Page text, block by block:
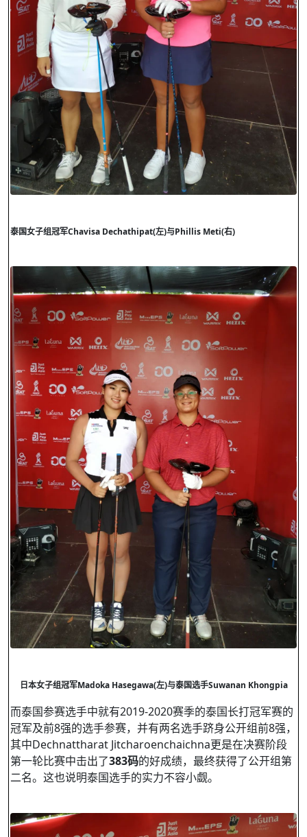
泰国女子组冠军Chavisa Dechathipat(左)与Phillis Meti(右)
日本女子组冠军Madoka Hasegawa(左)与泰国选手Suwanan Khongpia
而泰国参赛选手中就有2019-2020赛季的泰国长打冠军赛的
冠军及前8强的选手参赛，并有两名选手跻身公开组前8强，
其中Dechnattharat Jitcharoenchaichna更是在决赛阶段
第一轮比赛中击出了383码的好成绩，最终获得了公开组第
二名。这也说明泰国选手的实力不容小觑。